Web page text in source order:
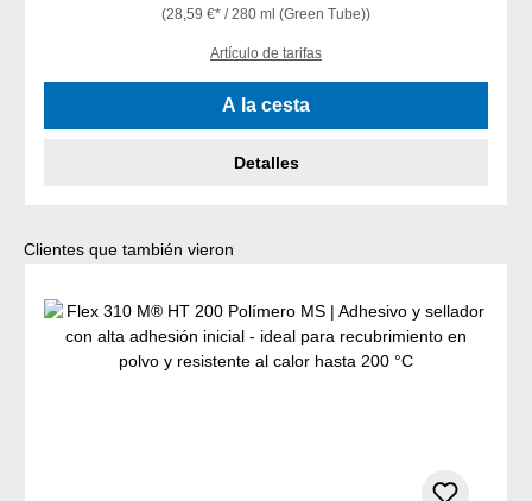
(28,59 €* / 280 ml (Green Tube))
Artículo de tarifas
A la cesta
Detalles
Omitir la galería de productos
Clientes que también vieron